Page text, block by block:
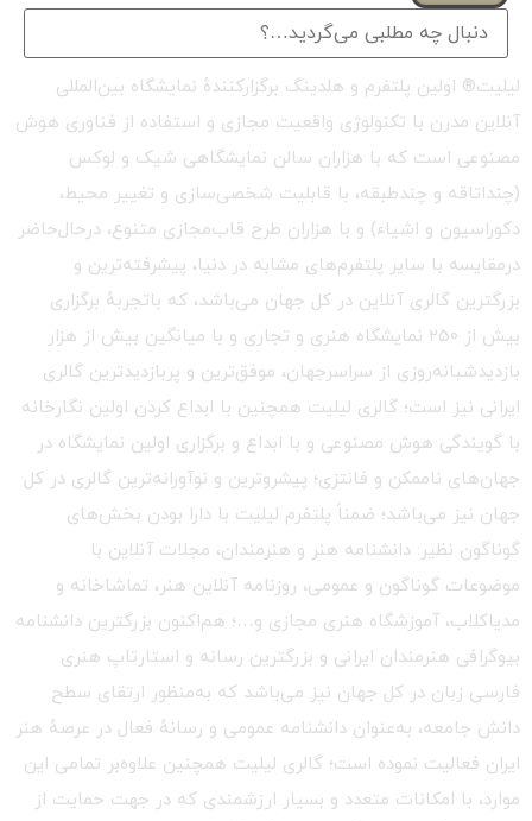
لیلیت® اولین پلتفرم و هلدینگ برگزارکنندهٔ نمایشگاه بین‌المللی
آنلاین مدرن با تکنولوژی واقعیت مجازی و استفاده از فناوری هوش
مصنوعی است که با هزاران سالن نمایشگاهی شیک و لوکس
(چنداتاقه و چندطبقه، با قابلیت شخصی‌سازی و تغییر محیط،
دکوراسیون و اشیاء) و با هزاران طرح قاب‌مجازی متنوع، درحال‌حاضر
درمقایسه با سایر پلتفرم‌های مشابه در دنیا، پیشرفته‌ترین و
بزرگترین گالری آنلاین در کل جهان می‌باشد، که باتجربهٔ برگزاری
بیش از ۲۵۰ نمایشگاه هنری و تجاری و با میانگین بیش از هزار
بازدیدشبانه‌روزی از سراسرجهان، موفق‌ترین و پربازدیدترین گالری
ایرانی نیز است؛ گالری لیلیت همچنین با ابداع کردن اولین نگارخانه
با گویندگی هوش مصنوعی و با ابداع و برگزاری اولین نمایشگاه در
جهان‌های ناممکن و فانتزی؛ پیشروترین و نوآورانه‌ترین گالری در کل
جهان نیز می‌باشد؛ ضمناً پلتفرم لیلیت با دارا بودن بخش‌های
گوناگون نظیر: دانشنامه هنر و هنرمندان، مجلات آنلاین با
موضوعات گوناگون و عمومی، روزنامه آنلاین هنر، تماشاخانه و
مدیاکلاب، آموزشگاه هنری مجازی و…؛ هم‌اکنون بزرگترین دانشنامه
بیوگرافی هنرمندان ایرانی و بزرگترین رسانه و استارتاپ هنری
فارسی زبان در کل جهان نیز می‌باشد که به‌منظور ارتقای سطح
دانش جامعه، به‌عنوان دانشنامه عمومی و رسانهٔ فعال در عرصهٔ هنر
ایران فعالیت نموده است؛ گالری لیلیت همچنین علاوه‌بر تمامی این
موارد، با امکانات متعدد و بسیار ارزشمندی که در جهت حمایت از